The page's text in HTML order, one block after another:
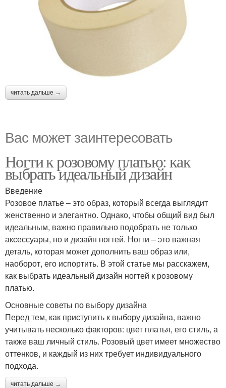
читать дальше →
Вас может заинтересовать
Ногти к розовому платью: как
выбрать идеальный дизайн
Введение
Розовое платье – это образ, который всегда выглядит
женственно и элегантно. Однако, чтобы общий вид был
идеальным, важно правильно подобрать не только
аксессуары, но и дизайн ногтей. Ногти – это важная
деталь, которая может дополнить ваш образ или,
наоборот, его испортить. В этой статье мы расскажем,
как выбрать идеальный дизайн ногтей к розовому
платью.
Основные советы по выбору дизайна
Перед тем, как приступить к выбору дизайна, важно
учитывать несколько факторов: цвет платья, его стиль, а
также ваш личный стиль. Розовый цвет имеет множество
оттенков, и каждый из них требует индивидуального
подхода.
читать дальше →